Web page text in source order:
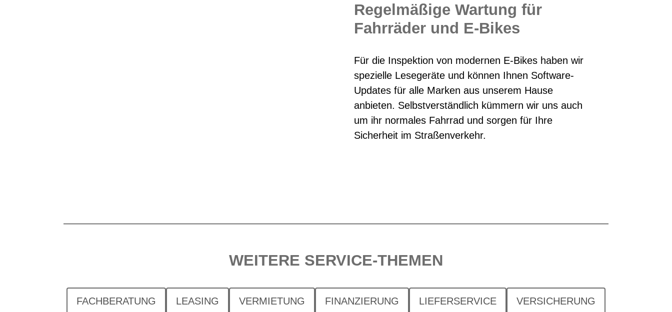
Regelmäßige Wartung für
Fahrräder und E-Bikes
Für die Inspektion von modernen E-Bikes haben wir
spezielle Lesegeräte und können Ihnen Software-
Updates für alle Marken aus unserem Hause
anbieten. Selbstverständlich kümmern wir uns auch
um ihr normales Fahrrad und sorgen für Ihre
Sicherheit im Straßenverkehr.
WEITERE SERVICE-THEMEN
FACHBERATUNG LEASING VERMIETUNG FINANZIERUNG LIEFERSERVICE VERSICHERUNG